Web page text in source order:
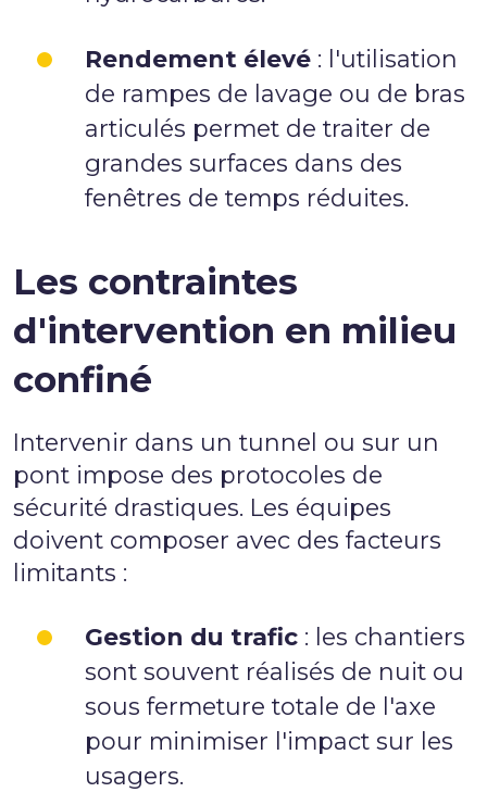
Rendement élevé: l'utilisation
de rampes de lavage ou de bras
articulés permet de traiter de
grandes surfaces dans des
fenêtres de temps réduites.
Les contraintes
d'intervention en milieu
confiné
Intervenir dans un tunnel ou sur un
pont impose des protocoles de
sécurité drastiques. Les équipes
doivent composer avec des facteurs
limitants :
Gestion du trafic: les chantiers
sont souvent réalisés de nuit ou
sous fermeture totale de l'axe
pour minimiser l'impact sur les
usagers.